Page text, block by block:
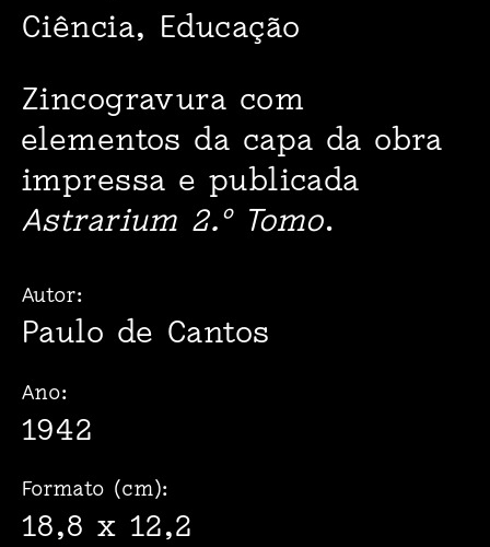
Ciência, Educação
Zincogravura com
elementos da capa da obra
impressa e publicada
Astrarium 2.º Tomo.
Autor:
Paulo de Cantos
Ano:
1942
Formato (cm):
18,8 x 12,2